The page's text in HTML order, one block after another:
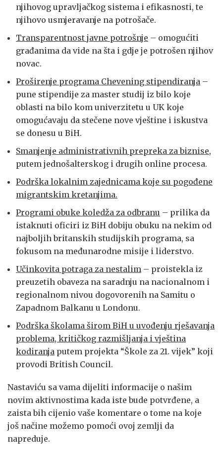
njihovog upravljačkog sistema i efikasnosti, te
njihovo usmjeravanje na potrošače.
Transparentnost javne potrošnje – omogućiti
građanima da vide na šta i gdje je potrošen njihov
novac.
Proširenje programa Chevening stipendiranja –
pune stipendije za master studij iz bilo koje
oblasti na bilo kom univerzitetu u UK koje
omogućavaju da stečene nove vještine i iskustva
se donesu u BiH.
Smanjenje administrativnih prepreka za biznise,
putem jednošalterskog i drugih online procesa.
Podrška lokalnim zajednicama koje su pogođene
migrantskim kretanjima.
Programi obuke koledža za odbranu – prilika da
istaknuti oficiri iz BiH dobiju obuku na nekim od
najboljih britanskih studijskih programa, sa
fokusom na međunarodne misije i liderstvo.
Učinkovita potraga za nestalim – proistekla iz
preuzetih obaveza na saradnju na nacionalnom i
regionalnom nivou dogovorenih na Samitu o
Zapadnom Balkanu u Londonu.
Podrška školama širom BiH u uvođenju rješavanja
problema, kritičkog razmišljanja i vještina
kodiranja putem projekta “Škole za 21. vijek” koji
provodi British Council.
Nastaviću sa vama dijeliti informacije o našim
novim aktivnostima kada iste bude potvrđene, a
zaista bih cijenio vaše komentare o tome na koje
još načine možemo pomoći ovoj zemlji da
napreduje.